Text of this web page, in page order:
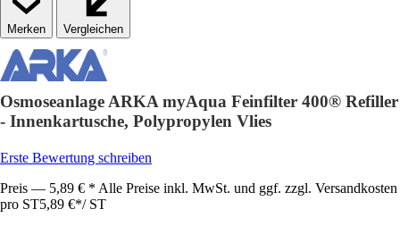
Vergleichen
Osmoseanlage ARKA myAqua Feinfilter 400® Refiller
- Innenkartusche, Polypropylen Vlies
Erste Bewertung schreiben
Preis — 5,89 € * Alle Preise inkl. MwSt. und ggf. zzgl. Versandkosten
pro ST5,89 €*/ ST